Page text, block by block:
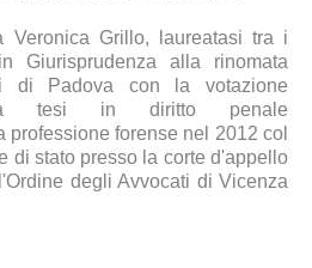
Veronica Grillo, laureatasi tra i
Giurisprudenza alla rinomata
di Padova con la votazione
tesi in diritto penale
professione forense nel 2012 col
di stato presso la corte d'appello
degli Avvocati di Vicenza